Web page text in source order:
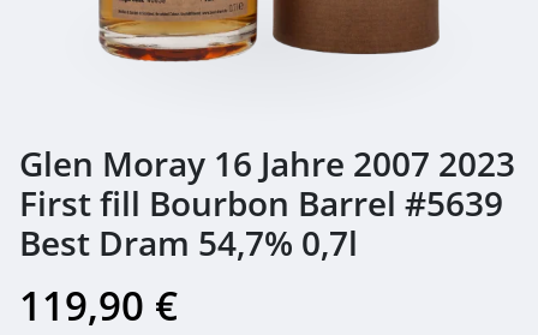
Glen Moray 16 Jahre 2007 2023
First fill Bourbon Barrel #5639
Best Dram 54,7% 0,7l
119,90 €